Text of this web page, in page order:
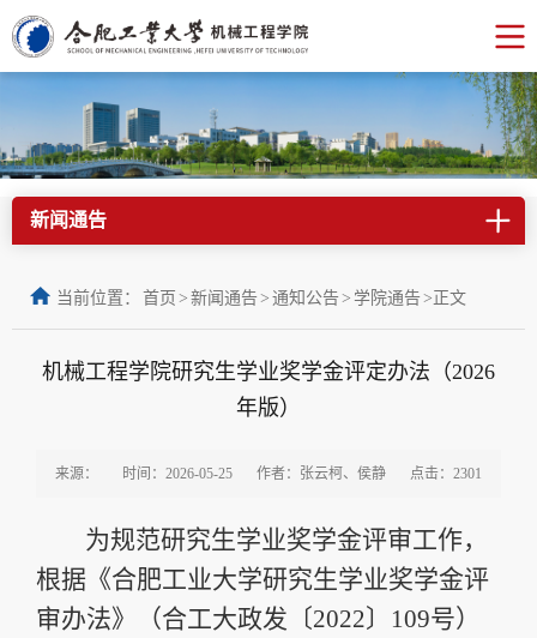
新闻通告
当前位置： 首页 > 新闻通告> 通知公告> 学院通告>正文
机械工程学院研究生学业奖学金评定办法（2026
年版）
来源： 时间：2026-05-25 作者：张云柯、侯静 点击： 2301
为规范研究生学业奖学金评审工作，
根据《合肥工业大学研究生学业奖学金评
审办法》（合工大政发〔2022〕 109号）